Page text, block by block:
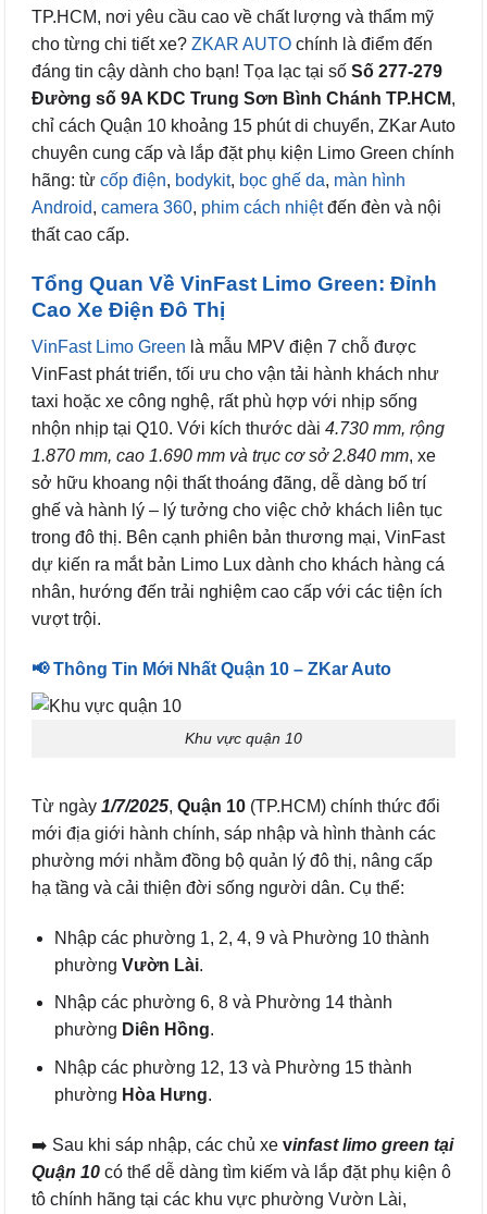
TP.HCM, nơi yêu cầu cao về chất lượng và thẩm mỹ
cho từng chi tiết xe? ZKAR AUTO chính là điểm đến
đáng tin cậy dành cho bạn! Tọa lạc tại số Số 277-279
Đường số 9A KDC Trung Sơn Bình Chánh TP.HCM,
chỉ cách Quận 10 khoảng 15 phút di chuyển, ZKar Auto
chuyên cung cấp và lắp đặt phụ kiện Limo Green chính
hãng: từ cốp điện, bodykit, bọc ghế da, màn hình
Android, camera 360, phim cách nhiệtđến đèn và nội
thất cao cấp.
Tổng Quan Về VinFast Limo Green: Đỉnh
Cao Xe Điện Đô Thị
VinFast Limo Green là mẫu MPV điện 7 chỗ được
VinFast phát triển, tối ưu cho vận tải hành khách như
taxi hoặc xe công nghệ, rất phù hợp với nhịp sống
nhộn nhịp tại Q10. Với kích thước dài 4.730 mm, rộng
1.870 mm, cao 1.690 mm và trục cơ sở 2.840 mm, xe
sở hữu khoang nội thất thoáng đãng, dễ dàng bố trí
ghế và hành lý – lý tưởng cho việc chở khách liên tục
trong đô thị. Bên cạnh phiên bản thương mại, VinFast
dự kiến ra mắt bản Limo Lux dành cho khách hàng cá
nhân, hướng đến trải nghiệm cao cấp với các tiện ích
vượt trội.
📢 Thông Tin Mới Nhất Quận 10 – ZKar Auto
Khu vực quận 10
Từ ngày 1/7/2025, Quận 10 (TP.HCM) chính thức đổi
mới địa giới hành chính, sáp nhập và hình thành các
phường mới nhằm đồng bộ quản lý đô thị, nâng cấp
hạ tầng và cải thiện đời sống người dân. Cụ thể:
Nhập các phường 1, 2, 4, 9 và Phường 10 thành
phường Vườn Lài.
Nhập các phường 6, 8 và Phường 14 thành
phường Diên Hồng.
Nhập các phường 12, 13 và Phường 15 thành
phường Hòa Hưng.
➡️ Sau khi sáp nhập, các chủ xe vinfast limo green tại
Quận 10 có thể dễ dàng tìm kiếm và lắp đặt phụ kiện ô
tô chính hãng tại các khu vực phường Vườn Lài,